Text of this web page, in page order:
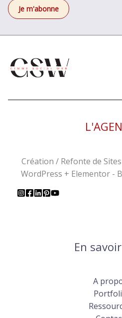
Création / Refonte de
WordPress + Elementor -
En
A